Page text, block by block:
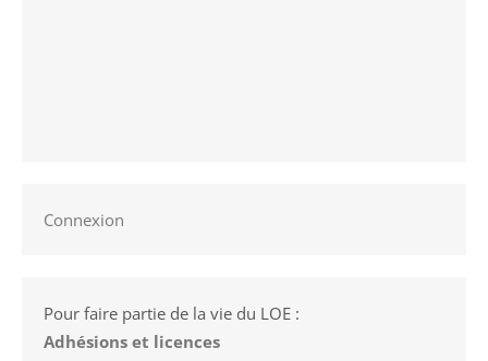
Connexion
Pour faire partie de la vie du LOE :
Adhésions et licences